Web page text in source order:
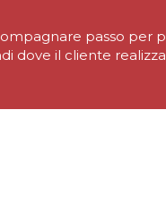
passo per
dove il cliente